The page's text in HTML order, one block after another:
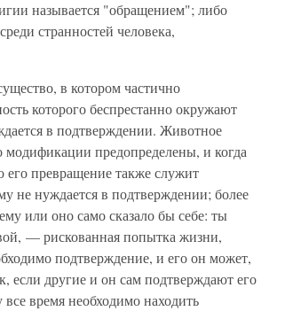
называется "обращением"; либо
странностей человека,
в котором частично
которого беспрестанно окружают
в подтверждении. Животное
модификации предопределены, и когда
его превращение также служит
не нуждается в подтверждении; более
или оно само сказало бы себе: ты
— рискованная попытка жизни,
подтверждение, и его он может,
если другие и он сам подтверждают его
время необходимо находить